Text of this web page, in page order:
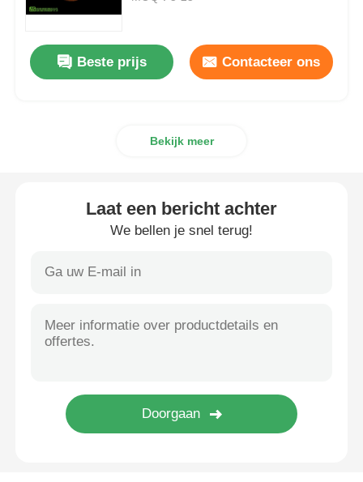
MSM Groothandel
De Organische Zwavel van MSM
Zuivere MSM-Kristallen
Beste prijs Contacteer ons
Bekijk meer
Laat een bericht achter
We bellen je snel terug!